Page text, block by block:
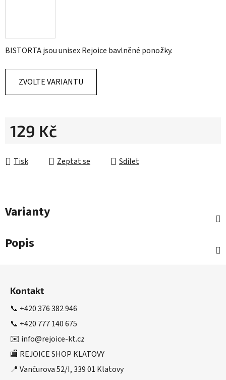
BISTORTA jsou unisex Rejoice bavlněné ponožky.
ZVOLTE VARIANTU
129 Kč
Tisk
Zeptat se Sdílet
Varianty
Popis
Kontakt
📞 +420 376 382 946
📞 +420 777 140 675
✉️ info@rejoice-kt.cz
🏬 REJOICE SHOP KLATOVY
📍 Vančurova 52/I, 339 01 Klatovy